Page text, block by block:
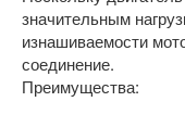
значительным
изнашиваемости
соединение.
Преимущества: